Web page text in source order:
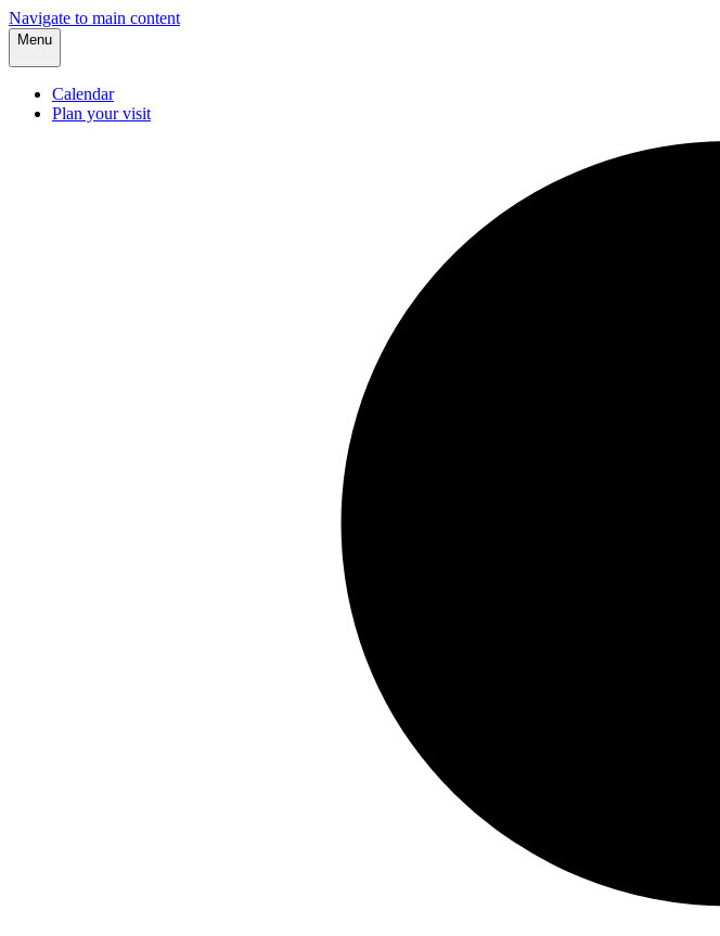
Navigate to main content
Menu
Calendar
Plan your visit